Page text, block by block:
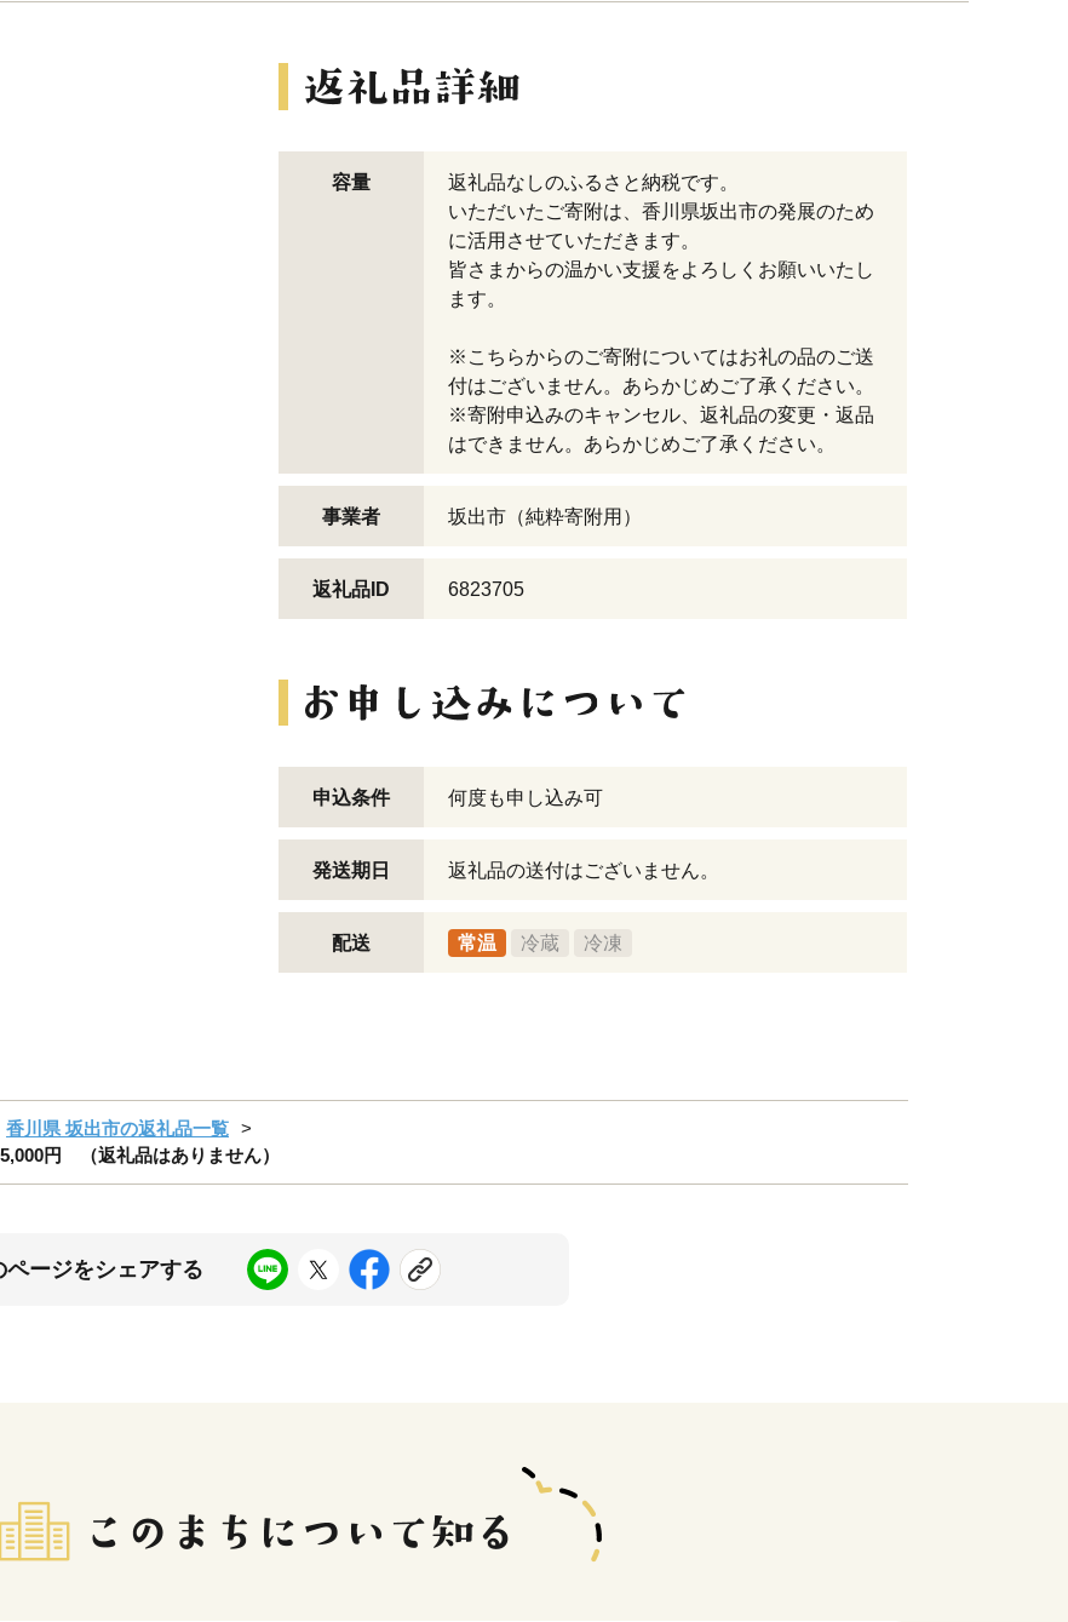
容量
返礼品なしのふるさと納税です。
いただいたご寄附は、香川県坂出市の発展のため
に活用させていただきます。
皆さまからの温かい支援をよろしくお願いいたし
ます。
※こちらからのご寄附についてはお礼の品のご送
付はございません。あらかじめご了承ください。
※寄附申込みのキャンセル、返礼品の変更・返品
はできません。あらかじめご了承ください。
事業者 坂出市（純粋寄附用）
返礼品ID 6823705
申込条件 何度も申し込み可
発送期日 返礼品の送付はございません。
配送 常温 冷蔵 冷凍
香川県 坂出市の返礼品一覧
円 （返礼品はありません）
ページをシェアする